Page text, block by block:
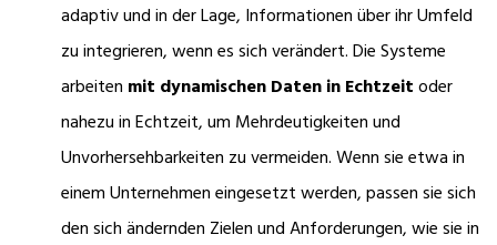
adaptiv und in der Lage, Informationen über ihr Umfeld
zu integrieren, wenn es sich verändert. Die Systeme
arbeiten mit dynamischen Daten in Echtzeitoder
nahezu in Echtzeit, um Mehrdeutigkeiten und
Unvorhersehbarkeiten zu vermeiden. Wenn sie etwa in
einem Unternehmen eingesetzt werden, passen sie sich
den sich ändernden Zielen und Anforderungen, wie sie in